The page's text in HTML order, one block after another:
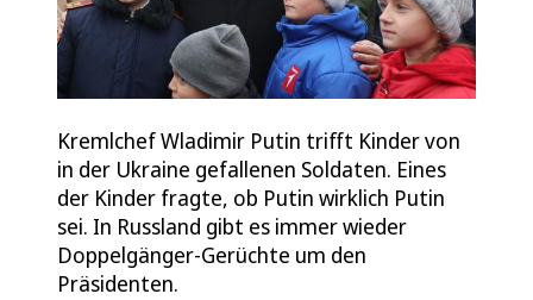
Kremlchef Wladimir Putin trifft Kinder von
in der Ukraine gefallenen Soldaten. Eines
der Kinder fragte, ob Putin wirklich Putin
sei. In Russland gibt es immer wieder
Doppelgänger-Gerüchte um den
Präsidenten.